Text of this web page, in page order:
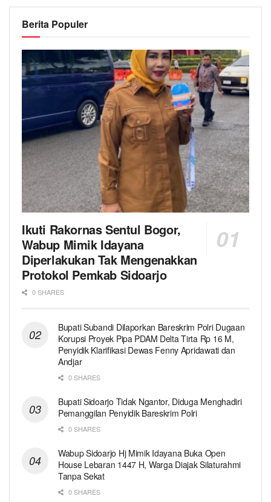
Berita Populer
Ikuti Rakornas Sentul Bogor,
Wabup Mimik Idayana
Diperlakukan Tak Mengenakkan
Protokol Pemkab Sidoarjo
0 SHARES
Bupati Subandi Dilaporkan Bareskrim Polri Dugaan
Korupsi Proyek Pipa PDAM Delta Tirta Rp 16 M,
Penyidik Klarifikasi Dewas Fenny Apridawati dan
Andjar
0 SHARES
Bupati Sidoarjo Tidak Ngantor, Diduga Menghadiri
Pemanggilan Penyidik Bareskrim Polri
0 SHARES
Wabup Sidoarjo Hj Mimik Idayana Buka Open
House Lebaran 1447 H, Warga Diajak Silaturahmi
Tanpa Sekat
0 SHARES